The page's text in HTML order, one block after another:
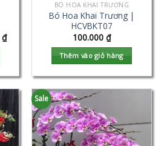
₫
BÓ HOA KHAI TRƯƠNG
Bó Hoa Khai Trương |
HCVBKT07
100.000 ₫
Thêm vào giỏ hàng
Sale